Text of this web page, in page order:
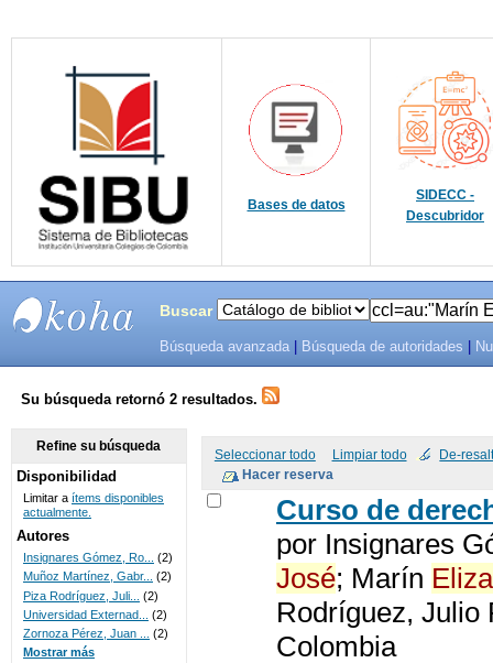
Bases de datos
SIDECC -
Descubridor
SISTEMAS
DE
BIBLIOTECAS
UNICOC
Buscar
Búsqueda avanzada Búsqueda de autoridades
Su búsqueda retornó 2 resultados.
Seleccionar todo Limpiar todo De-
Curso de
por Insignares
José; Marín
Rodríguez, Julio
Colombia
Refine su búsqueda
Disponibilidad
Limitar a ítems disponibles
actualmente.
Autores
Insignares Gómez, Ro...
(2)
Muñoz Martínez, Gabr... (2)
Piza Rodríguez, Juli...
(2)
Universidad Externad...
(2)
Zornoza Pérez, Juan ...
(2)
Mostrar más